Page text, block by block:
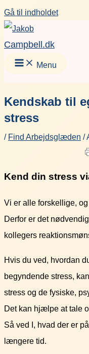
Gå til indholdet
Campbell.dk
Menu
Kendskab til
stress
/ Find Arbejdsglæden /
Kend din stress
Vi er alle forskellige,
Derfor er det
kollegers
Hvis du ved, hvordan
begyndende stress,
stress og de fysiske,
Det kan hjælpe at tale
Så ved I, hvad der er
længere tid.